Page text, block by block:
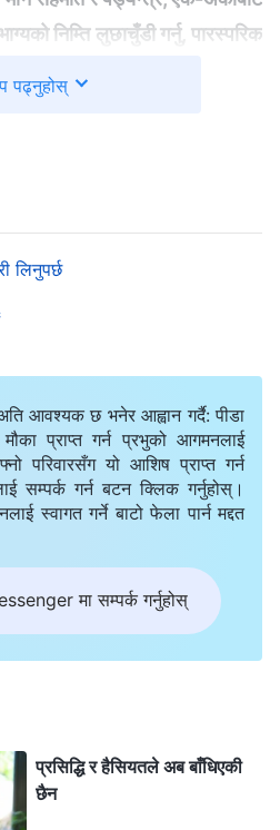
निम्ति लुछाचुँडी गर्नु, पारस्परिक
पनि आफ्नो चेतनामा आएका छैनन्।
ओहदा, महत्वाकांक्षा, र
पनि परमेश्‍वरलाई चिन्ने थोरै
कति मानिसहरू छन्? कति
दिइनेछ) । परमेश्‍वरका वचनहरूले
मानिसजातिको भ्रष्टताको
खातिर मानिसहरूको होडबाजीलाई
यस्तै थियो। यी सिस्टर झाङको
थिएँ, त्यसबारे विचार गरेँ। अगुवाको
गर्न मैले समग्रममा परमेश्‍वरको भवनको
किनभने यदि हामीले सिस्टर झाङलाई
डर थियो। त्यसैले जब मेरो अगुवा
आइन्, त्यसलाई इन्कार गर्न मैले
सिस्टर झाङका कर्तव्यहरू मिलाउने
ली र मेरो अगुवालाई छल गर्ने
पढ्नुहोस्
लिनुपर्छ
आवश्यक छ भनेर आह्वान गर्दै: पीडा
प्राप्त गर्न प्रभुको आगमनलाई
परिवारसँग यो आशिष प्राप्त गर्न
सम्पर्क गर्न बटन क्लिक गर्नुहोस्।
स्वागत गर्ने बाटो फेला पार्न मद्दत
मा सम्पर्क गर्नुहोस्
प्रसिद्धि र हैसियतले अब बाँधिएकी
छैन